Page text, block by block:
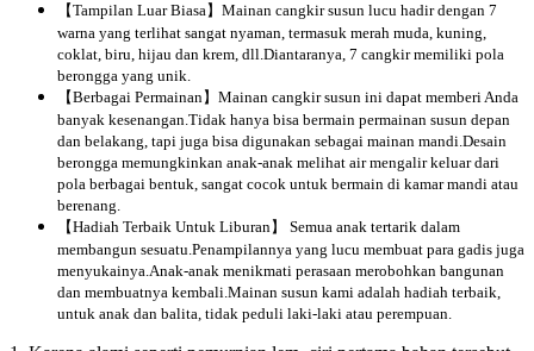
【Tampilan Luar Biasa】Mainan cangkir susun lucu hadir dengan 7
warna yang terlihat sangat nyaman, termasuk merah muda, kuning,
coklat, biru, hijau dan krem, dll.Diantaranya, 7 cangkir memiliki pola
berongga yang unik.
【Berbagai Permainan】Mainan cangkir susun ini dapat memberi Anda
banyak kesenangan.Tidak hanya bisa bermain permainan susun depan
dan belakang, tapi juga bisa digunakan sebagai mainan mandi.Desain
berongga memungkinkan anak-anak melihat air mengalir keluar dari
pola berbagai bentuk, sangat cocok untuk bermain di kamar mandi atau
berenang.
【Hadiah Terbaik Untuk Liburan】 Semua anak tertarik dalam
membangun sesuatu.Penampilannya yang lucu membuat para gadis juga
menyukainya.Anak-anak menikmati perasaan merobohkan bangunan
dan membuatnya kembali.Mainan susun kami adalah hadiah terbaik,
untuk anak dan balita, tidak peduli laki-laki atau perempuan.